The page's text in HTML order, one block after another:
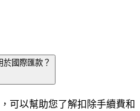
國際匯款？
可以幫助您了解扣除手續費和